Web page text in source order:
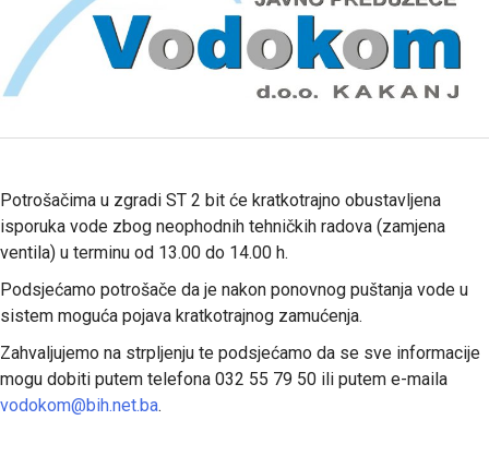
Potrošačima u zgradi ST 2 bit će kratkotrajno obustavljena
isporuka vode zbog neophodnih tehničkih radova (zamjena
ventila) u terminu od 13.00 do 14.00 h.
Podsjećamo potrošače da je nakon ponovnog puštanja vode u
sistem moguća pojava kratkotrajnog zamućenja.
Zahvaljujemo na strpljenju te podsjećamo da se sve informacije
mogu dobiti putem telefona 032 55 79 50 ili putem e-maila
vodokom@bih.net.ba.